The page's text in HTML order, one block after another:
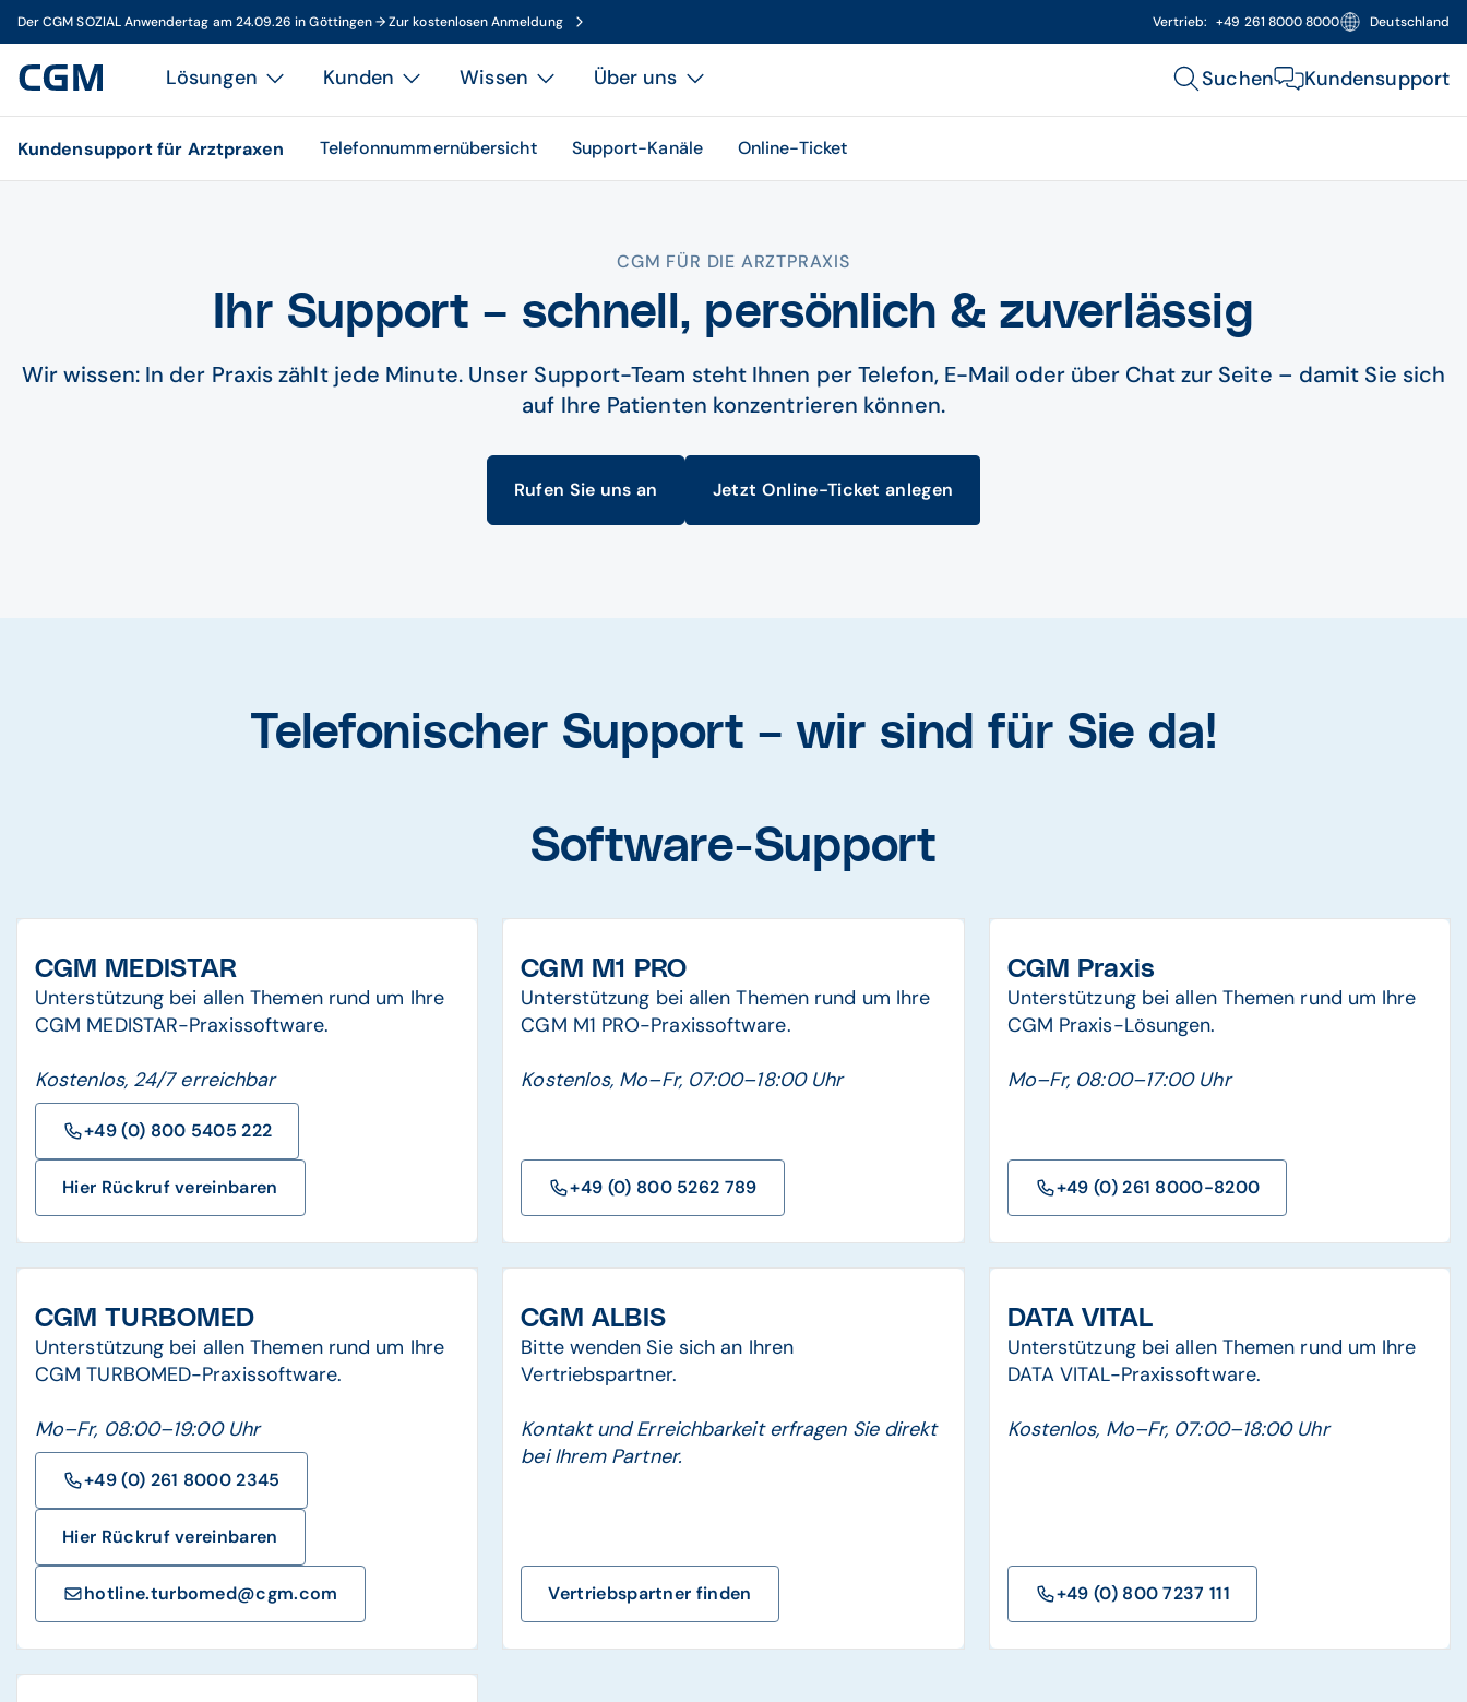
Der CGM SOZIAL Anwendertag am 24.09.26 in Göttingen → Zur kostenlosen Anmeldung Vertrieb: +49 261 8000 8000 Deutschland
Lösungen Kunden Wissen Über uns Suchen Kundensupport
Kundensupport für Arztpraxen Telefonnummernübersicht Support-Kanäle Online-Ticket
CGM FÜR DIE ARZTPRAXIS
Ihr Support – schnell, persönlich & zuverlässig
Wir wissen: In der Praxis zählt jede Minute. Unser Support-Team steht Ihnen per Telefon, E-Mail oder über Chat zur Seite – damit Sie sich
auf Ihre Patienten konzentrieren können.
Rufen Sie uns an Jetzt Online-Ticket anlegen
Telefonischer Support – wir sind für Sie da!
Software-Support
CGM MEDISTAR
Unterstützung bei allen Themen rund um Ihre
CGM MEDISTAR-Praxissoftware.
Kostenlos, 24/7 erreichbar
+49 (0) 800 5405 222
Hier Rückruf vereinbaren
CGM M1 PRO
Unterstützung bei allen Themen rund um Ihre
CGM M1 PRO-Praxissoftware.
Kostenlos, Mo–Fr, 07:00–18:00 Uhr
+49 (0) 800 5262 789
CGM Praxis
Unterstützung bei allen Themen rund um Ihre
CGM Praxis-Lösungen.
Mo–Fr, 08:00–17:00 Uhr
+49 (0) 261 8000-8200
CGM TURBOMED
Unterstützung bei allen Themen rund um Ihre
CGM TURBOMED-Praxissoftware.
Mo–Fr, 08:00–19:00 Uhr
+49 (0) 261 8000 2345
Hier Rückruf vereinbaren
hotline.turbomed@cgm.com
CGM ALBIS
Bitte wenden Sie sich an Ihren
Vertriebspartner.
Kontakt und Erreichbarkeit erfragen Sie direkt
bei Ihrem Partner.
Vertriebspartner finden
DATA VITAL
Unterstützung bei allen Themen rund um Ihre
DATA VITAL-Praxissoftware.
Kostenlos, Mo–Fr, 07:00–18:00 Uhr
+49 (0) 800 7237 111